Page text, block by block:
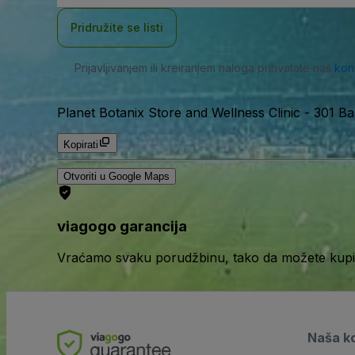
Pridružite se listi
Prijavljivanjem ili kreiranjem naloga prihvatate naš
Planet Botanix Store and Wellness Clinic - 301
Kopirati
Otvoriti u Google Maps
viagogo garancija
Vraćamo svaku porudžbinu, tako da možete
Naša